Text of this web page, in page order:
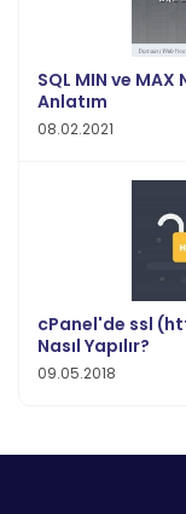
SQL MIN ve MAX
Anlatım
08.02.2021
cPanel'de ssl
Nasıl Yapılır?
09.05.2018